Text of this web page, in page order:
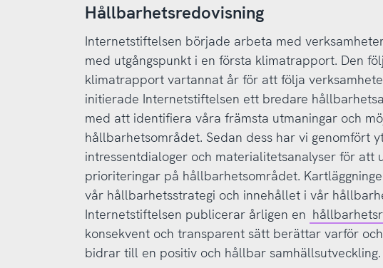
Hållbarhetsredovisning
Internetstiftelsen började arbeta med
med utgångspunkt i en första klimatrapport. Den
klimatrapport vartannat år för att följa
initierade Internetstiftelsen ett bredare
med att identifiera våra främsta utmaningar och
hållbarhetsområdet. Sedan dess har vi genomfört
intressentdialoger och materialitetsanalyser för att
prioriteringar på hållbarhetsområdet.
vår hållbarhetsstrategi och innehållet i vår
Internetstiftelsen publicerar årligen en
konsekvent och transparent sätt berättar varför
bidrar till en positiv och hållbar samhällsutveckling.